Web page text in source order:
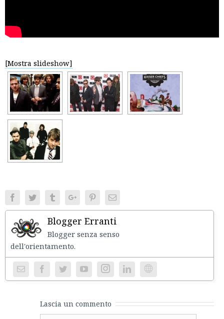
[Mostra slideshow]
FacebookTwitter TumblrGoogle+PinterestEmail
Blogger Erranti
Blogger senza senso
Instagram Website
Lascia un commento